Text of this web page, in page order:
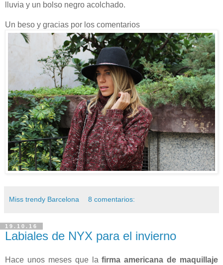
lluvia y un bolso negro acolchado.
Un beso y gracias por los comentarios
Miss trendy Barcelona 8 comentarios:
19.10.16
Labiales de NYX para el invierno
Hace unos meses que lafirma americana de maquillaje